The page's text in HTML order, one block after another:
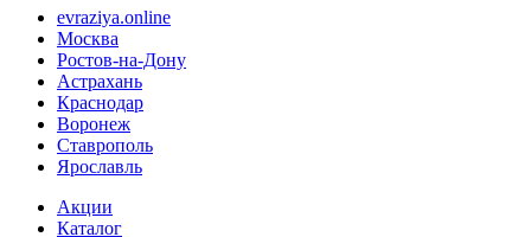
evraziya.online
Москва
Ростов-на-Дону
Астрахань
Краснодар
Воронеж
Ставрополь
Ярославль
Акции
Каталог